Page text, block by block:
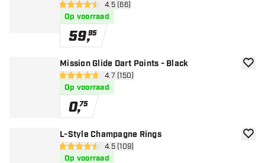
open reviews drawer
4.5 score sterren4.5 (66)
Op voorraad
59,95
Mission Glide Dart Points - Black
open reviews drawer
4.7 score sterren4.7 (150)
Op voorraad
0,75
L-Style Champagne Rings
open reviews drawer
4.5 score sterren4.5 (109)
Op voorraad